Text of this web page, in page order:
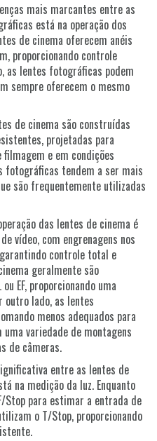
mais marcantes entre as
está na operação dos
de cinema oferecem anéis
proporcionando controle
as lentes fotográficas podem
sempre oferecem o mesmo
de cinema são construídas
projetadas para
e em condições
fotográficas tendem a ser mais
são frequentemente utilizadas
das lentes de cinema é
vídeo, com engrenagens nos
controle total e
geralmente são
EF, proporcionando uma
outro lado, as lentes
menos adequados para
variedade de montagens
de câmeras.
entre as lentes de
na medição da luz. Enquanto
para estimar a entrada de
o T/Stop, proporcionando